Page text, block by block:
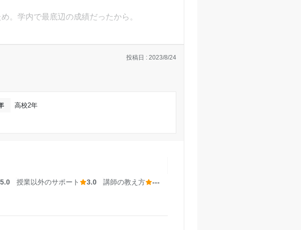
。学内で最底辺の成績だったから。
。値段分活用する意思が大事
梅田へもアクセスがよく駅前に大きなショ
自分で努力することを求められる
投稿日 : 2023/8/24
高校2年
5.0 授業以外のサポート 3.0 講師の教え方 ---